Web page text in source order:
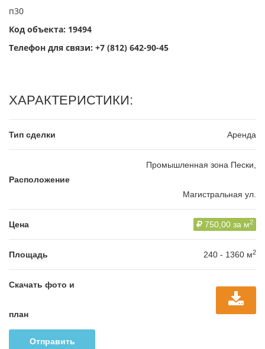
п30
Код объекта: 19494
Телефон для связи: +7 (812) 642-90-45
ХАРАКТЕРИСТИКИ:
Тип сделки Аренда
Расположение
Промышленная зона Пески,
Магистральная ул.
Цена 750,00 за м2
Площадь 240 - 1360 м2
Скачать фото и
план
Отправить